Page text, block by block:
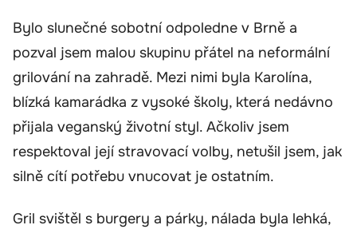
Bylo slunečné sobotní odpoledne v Brně a
pozval jsem malou skupinu přátel na neformální
grilování na zahradě. Mezi nimi byla Karolína,
blízká kamarádka z vysoké školy, která nedávno
přijala veganský životní styl. Ačkoliv jsem
respektoval její stravovací volby, netušil jsem, jak
silně cítí potřebu vnucovat je ostatním.
Gril svištěl s burgery a párky, nálada byla lehká,